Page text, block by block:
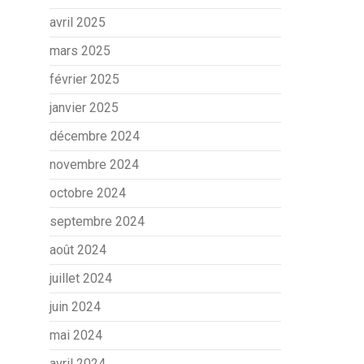
avril 2025
mars 2025
février 2025
janvier 2025
décembre 2024
novembre 2024
octobre 2024
septembre 2024
août 2024
juillet 2024
juin 2024
mai 2024